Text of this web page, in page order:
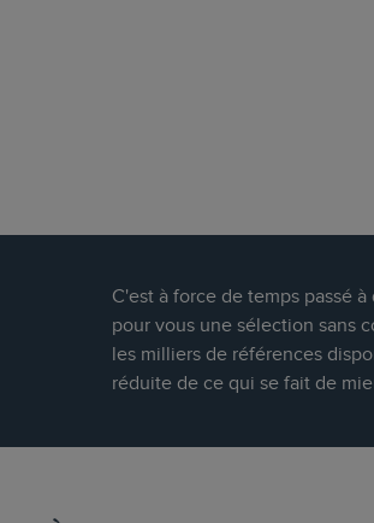
C'est à force de temps passé
pour vous une sélection sans
les milliers de références
réduite de ce qui se fait de